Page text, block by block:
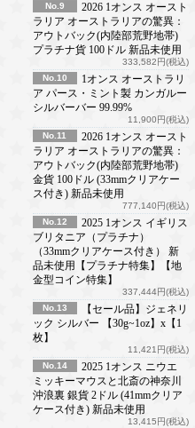
No.9
2026 1オンス オースト
ラリア オーストラリアの驚異：
アウトバック(内陸部荒野地帯)
プラチナ貨 100ドル 新品未使用
333,582円(税込)
No.10
1オンス オーストラリ
ア パース・ミント製 カンガルー
シルバーバー 99.99%
11,900円(税込)
No.11
2026 1オンス オースト
ラリア オーストラリアの驚異：
アウトバック(内陸部荒野地帯)
金貨 100ドル (33mmクリアケー
ス付き) 新品未使用
777,140円(税込)
No.12
2025 1オンス イギリス
ブリタニア（プラチナ）
（33mmクリアケース付き） 新
品未使用【プラチナ特集】【地
金型コイン特集】
337,444円(税込)
No.13
【セール品】ジェネリ
ック シルバー 【30g~1oz】x【1
枚】
11,421円(税込)
No.14
2025 1オンス ニウエ
ミッキーマウスと北斎の神奈川
沖浪裏 銀貨 2ドル (41mmクリア
ケース付き) 新品未使用
13,415円(税込)